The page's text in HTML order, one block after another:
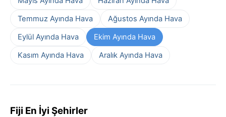
Temmuz Ayında Hava
Ağustos Ayında Hava
Eylül Ayında Hava
Ekim Ayında Hava
Kasım Ayında Hava
Aralık Ayında Hava
Fiji En İyi Şehirler